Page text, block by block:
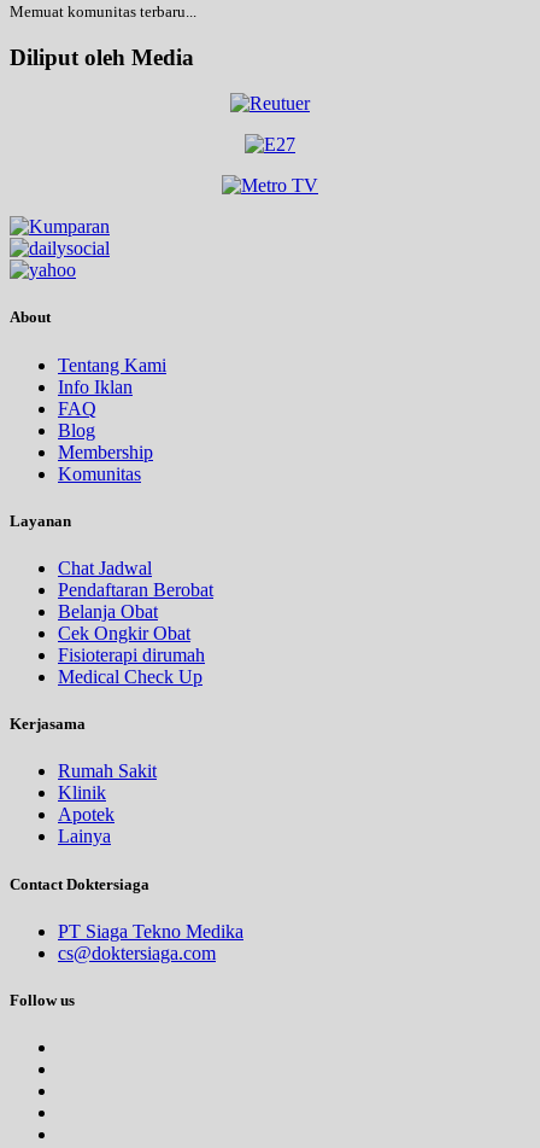
Memuat komunitas terbaru...
Diliput oleh Media
About
Tentang Kami
Info Iklan
FAQ
Blog
Membership
Komunitas
Layanan
Chat Jadwal
Pendaftaran Berobat
Belanja Obat
Cek Ongkir Obat
Fisioterapi dirumah
Medical Check Up
Kerjasama
Rumah Sakit
Klinik
Apotek
Lainya
Contact Doktersiaga
PT Siaga Tekno Medika
cs@doktersiaga.com
Follow us